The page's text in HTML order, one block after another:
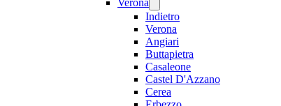
Verona
Indietro
Verona
Angiari
Buttapietra
Casaleone
Castel D'Azzano
Cerea